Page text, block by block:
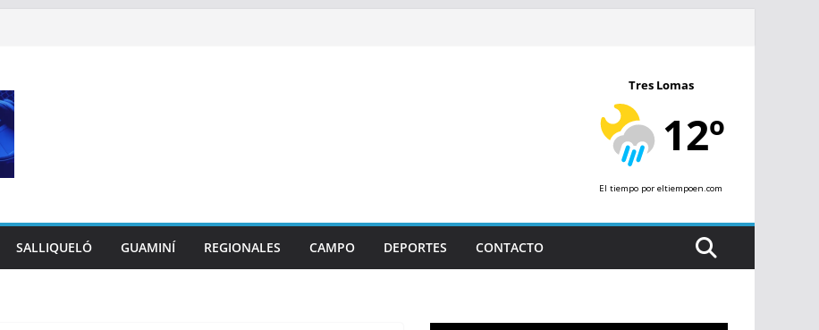
Tres Lomas
12º
El tiempo por eltiempoen.com
SALLIQUELÓ GUAMINÍ REGIONALES CAMPO DEPORTES CONTACTO